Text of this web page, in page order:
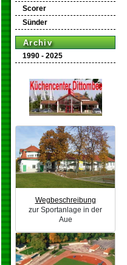
Scorer
Sünder
Archiv
1990 - 2025
Wegbeschreibung
zur Sportanlage in der
Aue